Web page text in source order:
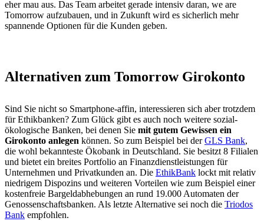
eher mau aus. Das Team arbeitet gerade intensiv daran, we are
Tomorrow aufzubauen, und in Zukunft wird es sicherlich mehr
spannende Optionen für die Kunden geben.
Alternativen zum Tomorrow Girokonto
Sind Sie nicht so Smartphone-affin, interessieren sich aber trotzdem
für Ethikbanken? Zum Glück gibt es auch noch weitere sozial-
ökologische Banken, bei denen Sie mit gutem Gewissen ein
Girokonto anlegen können. So zum Beispiel bei derGLS Bank,
die wohl bekannteste Ökobank in Deutschland. Sie besitzt 8 Filialen
und bietet ein breites Portfolio an Finanzdienstleistungen für
Unternehmen und Privatkunden an. Die EthikBank lockt mit relativ
niedrigem Dispozins und weiteren Vorteilen wie zum Beispiel einer
kostenfreie Bargeldabhebungen an rund 19.000 Automaten der
Genossenschaftsbanken. Als letzte Alternative sei noch die Triodos
Bank empfohlen.